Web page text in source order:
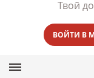
Твой
ВОЙТИ В